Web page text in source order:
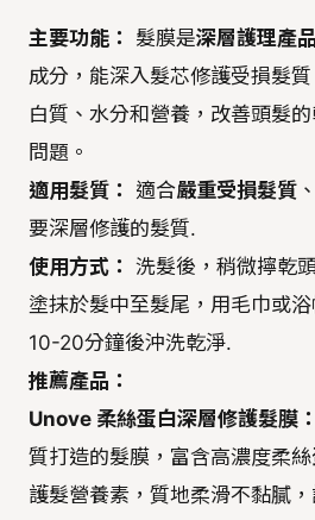
主要功能： 髮膜是深層護理產品
成分，能深入髮芯修護受損髮
白質、水分和營養，改善頭髮
問題。
適用髮質：
適合嚴重受損髮質 、
要深層修護的髮質.
使用方式： 洗髮後，稍微擰乾
塗抹於髮中至髮尾，用毛巾或
10-20分鐘後沖洗乾淨.
推薦產品：
Unove 柔絲蛋白深層修護髮膜：
質打造的髮膜，富含高濃度柔
護髮營養素，質地柔滑不黏膩